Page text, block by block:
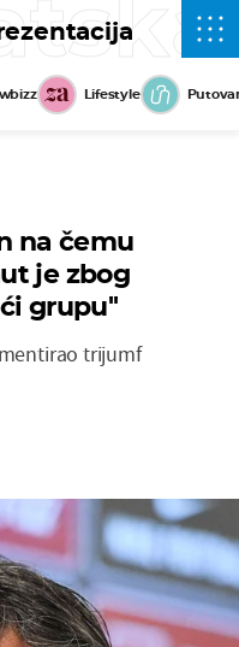
Lifestyle
na čemu
je zbog
grupu''
trijumf